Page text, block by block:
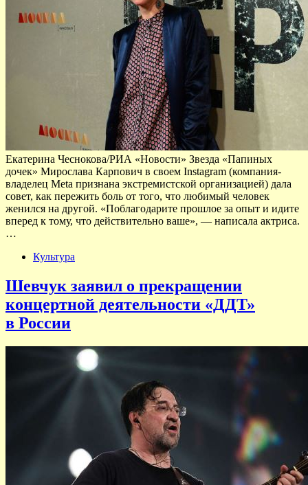
Екатерина Чеснокова/РИА «Новости» Звезда «Папиных
дочек» Мирослава Карпович в своем Instagram (компания-
владелец Meta признана экстремистской организацией) дала
совет, как пережить боль от того, что любимый человек
женился на другой. «Поблагодарите прошлое за опыт и идите
вперед к тому, что действительно ваше», — написала актриса.
…
Культура
Шевчук заявил о прекращении
концертной деятельности «ДДТ»
в России